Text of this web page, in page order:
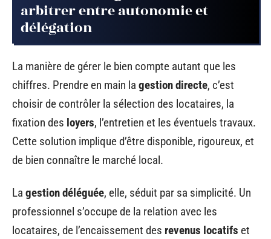
arbitrer entre autonomie et
délégation
La manière de gérer le bien compte autant que les
chiffres. Prendre en main la gestion directe, c’est
choisir de contrôler la sélection des locataires, la
fixation des loyers, l’entretien et les éventuels travaux.
Cette solution implique d’être disponible, rigoureux, et
de bien connaître le marché local.
La gestion déléguée, elle, séduit par sa simplicité. Un
professionnel s’occupe de la relation avec les
locataires, de l’encaissement des revenus locatifs et